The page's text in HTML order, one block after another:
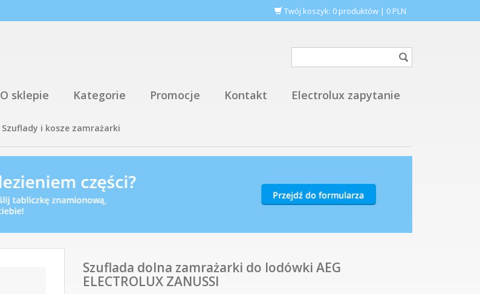
Twój koszyk: 0 produktów | 0 PLN
O sklepie Kategorie Promocje Kontakt Electrolux zapytanie
Szuflady i kosze zamrażarki
Szuflada dolna zamrażarki do lodówki AEG
ELECTROLUX ZANUSSI